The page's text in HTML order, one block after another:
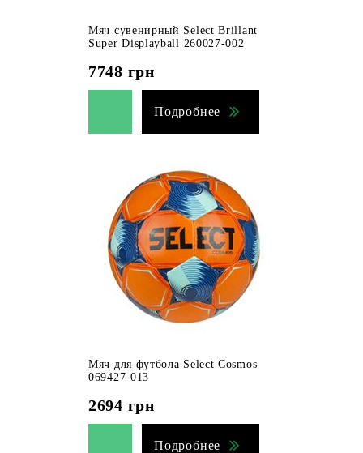
Мяч сувенирный Select Brillant
Super Displayball 260027-002
7748 грн
Подробнее
Мяч для футбола Select Cosmos
069427-013
2694 грн
Подробнее